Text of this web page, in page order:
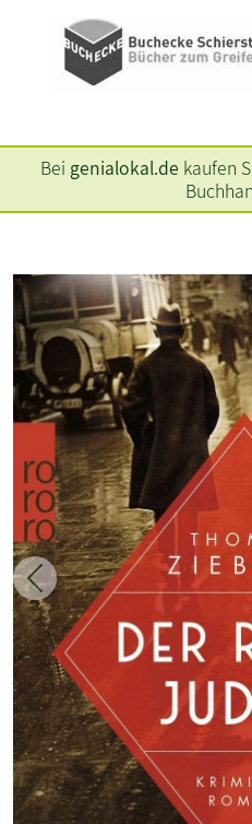
Bei genialokal.de kaufen
Zurück